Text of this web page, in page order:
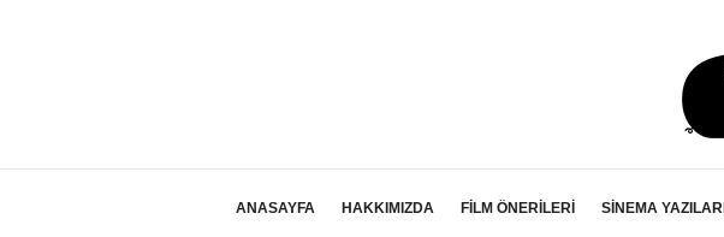
ANASAYFA HAKKIMIZDA FİLM ÖNERİLERİ SİNEMA YAZILARI